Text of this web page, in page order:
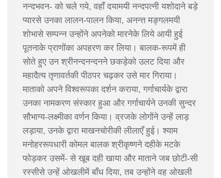
नन्दभवन- को चले गये, वहाँ दयामयी नन्दपत्नी यशोदाने बड़े
प्यारसे उनका लालन-पालन किया, अनन्त मङ्गलमयी
शोभासे सम्पन्न उन्होंने अपनेको मारनेके लिये आयी हुई
पूतनाके प्राणोंका अपहरण कर लिया। बालक-रूपमें ही
सोते हुए उन श्रीनन्दनन्दनने छकड़ेको उलट दिया और
महादैत्य तृणावर्तकी पीठपर चढ़कर उसे मार गिराया।
माताको अपने विश्वरूपका दर्शन कराया, गर्गाचार्यके द्वारा
उनका नामकरण संस्कार हुआ और गर्गाचार्यने उनकी सुन्दर
सौभाग्य-लक्ष्मीका वर्णन किया। व्रजके लोगोंने उन्हें लाड़
लड़ाया, उनके द्वारा माखनचोरीकी लीलाएँ हुई। श्याम
मनोहररूपधारी कोमल बालक श्रीकृष्णने दहीके मटके
फोड़कर उसमें- से खूब दही खाया और माताने जब छोटी-सी
रस्सीसे उन्हें ओखलीमें बाँध दिया, तब उन्होंने वह ओखली